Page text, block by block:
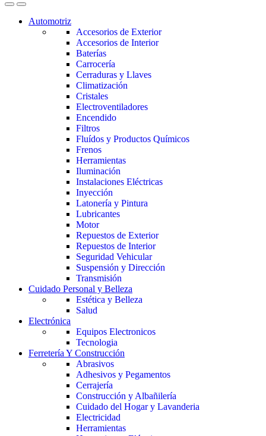
Automotriz
Accesorios de Exterior
Accesorios de Interior
Baterías
Carrocería
Cerraduras y Llaves
Climatización
Cristales
Electroventiladores
Encendido
Filtros
Fluídos y Productos Químicos
Frenos
Herramientas
Iluminación
Instalaciones Eléctricas
Inyección
Latonería y Pintura
Lubricantes
Motor
Repuestos de Exterior
Repuestos de Interior
Seguridad Vehicular
Suspensión y Dirección
Transmisión
Cuidado Personal y Belleza
Estética y Belleza
Salud
Electrónica
Equipos Electronicos
Tecnologia
Ferretería Y Construcción
Abrasivos
Adhesivos y Pegamentos
Cerrajería
Construcción y Albañilería
Cuidado del Hogar y Lavanderia
Electricidad
Herramientas